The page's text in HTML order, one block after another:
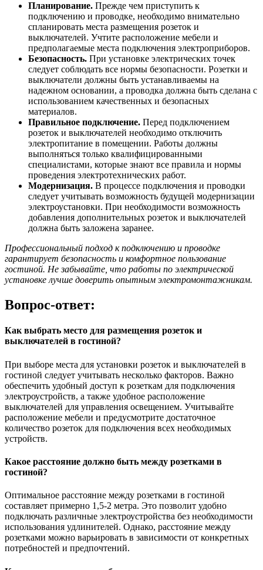
Планирование. Прежде чем приступить к
подключению и проводке, необходимо внимательно
спланировать места размещения розеток и
выключателей. Учтите расположение мебели и
предполагаемые места подключения электроприборов.
Безопасность. При установке электрических точек
следует соблюдать все нормы безопасности. Розетки и
выключатели должны быть устанавливаемы на
надежном основании, а проводка должна быть сделана с
использованием качественных и безопасных
материалов.
Правильное подключение. Перед подключением
розеток и выключателей необходимо отключить
электропитание в помещении. Работы должны
выполняться только квалифицированными
специалистами, которые знают все правила и нормы
проведения электротехнических работ.
Модернизация. В процессе подключения и проводки
следует учитывать возможность будущей модернизации
электроустановки. При необходимости возможность
добавления дополнительных розеток и выключателей
должна быть заложена заранее.
Профессиональный подход к подключению и проводке
гарантирует безопасность и комфортное пользование
гостиной. Не забывайте, что работы по электрической
установке лучше доверить опытным электромонтажникам.
Вопрос-ответ:
Как выбрать место для размещения розеток и
выключателей в гостиной?
При выборе места для установки розеток и выключателей в
гостиной следует учитывать несколько факторов. Важно
обеспечить удобный доступ к розеткам для подключения
электроустройств, а также удобное расположение
выключателей для управления освещением. Учитывайте
расположение мебели и предусмотрите достаточное
количество розеток для подключения всех необходимых
устройств.
Какое расстояние должно быть между розетками в
гостиной?
Оптимальное расстояние между розетками в гостиной
составляет примерно 1,5-2 метра. Это позволит удобно
подключать различные электроустройства без необходимости
использования удлинителей. Однако, расстояние между
розетками можно варьировать в зависимости от конкретных
потребностей и предпочтений.